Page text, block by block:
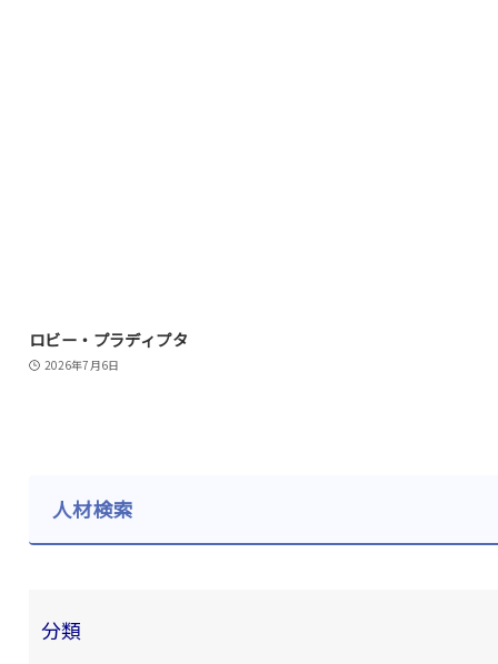
ロビー・プラディプタ
2026年7月6日
人材検索
分類